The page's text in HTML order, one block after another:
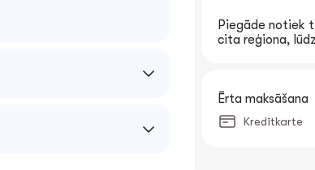
Piegāde notiek
cita reģiona,
Ērta maksāšana
Kredītkarte